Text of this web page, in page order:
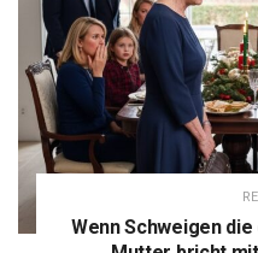
Wenn Schweigen